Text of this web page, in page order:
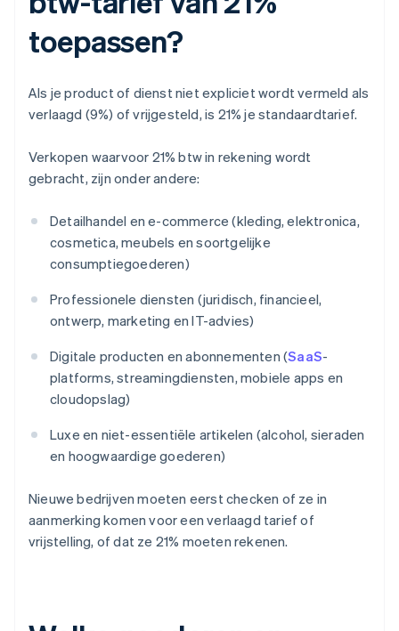
toepassen?
Als je product of dienst niet expliciet wordt vermeld als
verlaagd (9%) of vrijgesteld, is 21% je standaardtarief.
Verkopen waarvoor 21% btw in rekening wordt
gebracht, zijn onder andere:
Detailhandel en e-commerce (kleding, elektronica,
cosmetica, meubels en soortgelijke
consumptiegoederen)
Professionele diensten (juridisch, financieel,
ontwerp, marketing en IT-advies)
Digitale producten en abonnementen (SaaS-
platforms, streamingdiensten, mobiele apps en
cloudopslag)
Luxe en niet-essentiële artikelen (alcohol, sieraden
en hoogwaardige goederen)
Nieuwe bedrijven moeten eerst checken of ze in
aanmerking komen voor een verlaagd tarief of
vrijstelling, of dat ze 21% moeten rekenen.